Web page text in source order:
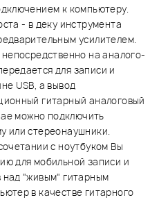
к компьютеру.
- в деку инструмента
усилителем.
на аналого-
для записи и
USB, а вывод
гитарный аналоговый
можно подключить
или стереонаушники.
с ноутбуком Вы
для мобильной записи и
над "живым" гитарным
в качестве гитарного